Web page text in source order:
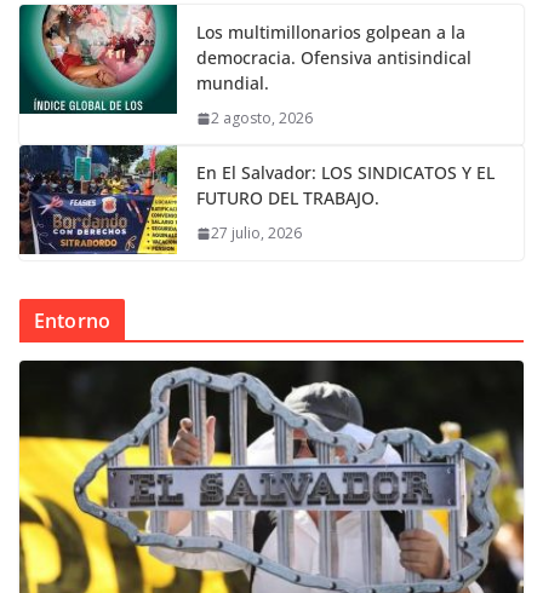
Los multimillonarios golpean a la
democracia. Ofensiva antisindical
mundial.
2 agosto, 2026
En El Salvador: LOS SINDICATOS Y EL
FUTURO DEL TRABAJO.
27 julio, 2026
Entorno